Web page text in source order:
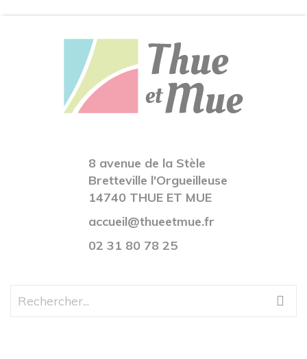
8 avenue de la Stèle
Bretteville l'Orgueilleuse
14740 THUE ET MUE
accueil@thueetmue.fr
02 31 80 78 25